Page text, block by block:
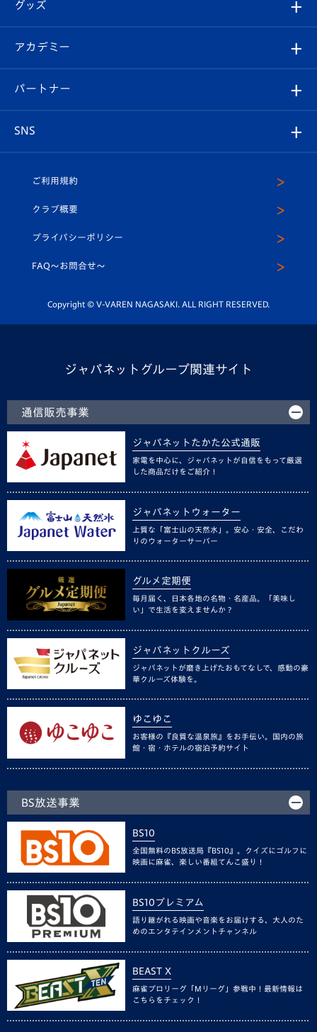
チケット
イベント
メディア
ホームタウン
スタッフプロフィール
マスコット紹介
平和祈念活動
ホームタウン活動
Revive Team
ヴィヴィくんの長崎おもてなしガイド
フォトギャラリー
スタジアムグルメ
V-LOVERS（ファンクラブ）
プレイヤーズスイート
グッズ
オンラインショップ
店舗情報
アカデミー
育成からのお知らせ
U-18
スクール
パートナー
SNS
ヴィヴィくんインスタグラム
公式LINE＠
ご利用規約
クラブ概要
プライバシーポリシー
FAQ〜お問合せ〜
Copyright © V-VAREN NAGASAKI. ALL RIGHT RESERVED.
ジャパネットグループ関連サイト
通信販売事業
ジャパネットたかた公式通販
家電を中心に、ジャパネットが自信をもって厳選
した商品だけをご紹介！
ジャパネットウォーター
上質な「富士山の天然水」。安心・安全、こだわ
りのウォーターサーバー
グルメ定期便
毎月届く、日本各地の名物・名産品。「美味し
い」で生活を変えませんか？
ジャパネットクルーズ
ジャパネットが磨き上げたおもてなしで、感動の豪
華クルーズ体験を。
ゆこゆこ
お客様の『良質な温泉旅』をお手伝い。国内の旅
館・宿・ホテルの宿泊予約サイト
BS放送事業
BS10
全国無料のBS放送局『BS10』。クイズにゴルフに
映画に麻雀、楽しい番組てんこ盛り！
BS10プレミアム
語り継がれる映画や音楽をお届けする、大人のた
めのエンタテインメントチャンネル
BEAST X
麻雀プロリーグ「Mリーグ」参戦中！最新情報は
こちらをチェック！